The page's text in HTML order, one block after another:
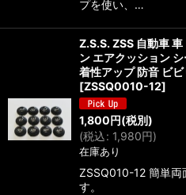
プを使い、…
Z.S.S. ZSS 自動車
ン エアクッション
着性アップ 防音 ビ
[ZSSQ0010-12]
1,800円(税別)
(税込: 1,980円)
在庫あり
ZSSQ010-12 簡単両
す。